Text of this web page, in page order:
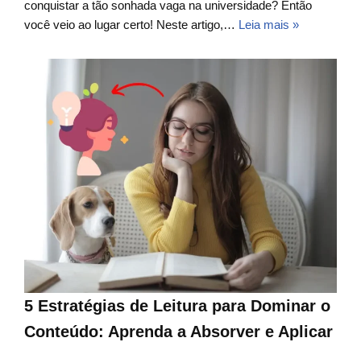
conquistar a tão sonhada vaga na universidade? Então
você veio ao lugar certo! Neste artigo,… Leia mais »
5 Estratégias de Leitura para Dominar o
Conteúdo: Aprenda a Absorver e Aplicar